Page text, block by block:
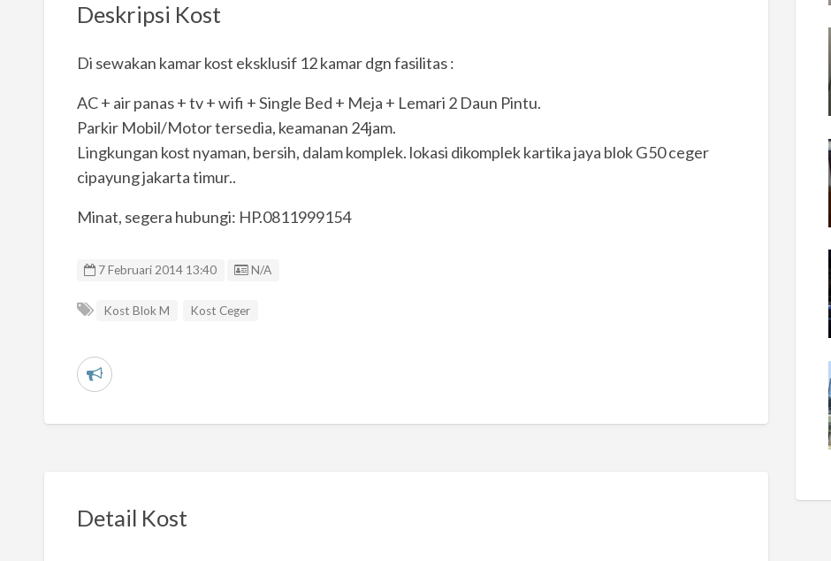
Deskripsi Kost
Di sewakan kamar kost eksklusif 12 kamar dgn fasilitas :
AC + air panas + tv + wifi + Single Bed + Meja + Lemari 2 Daun Pintu.
Parkir Mobil/Motor tersedia, keamanan 24jam.
Lingkungan kost nyaman, bersih, dalam komplek. lokasi dikomplek kartika jaya blok G50 ceger
cipayung jakarta timur..
Minat, segera hubungi: HP.0811999154
7 Februari 2014 13:40 Listing ID
N/A
Kost Blok M Kost Ceger
L
a
Detail Kost